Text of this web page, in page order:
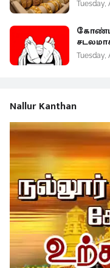
Tuesday,
Tuesday,
Nallur Kanthan